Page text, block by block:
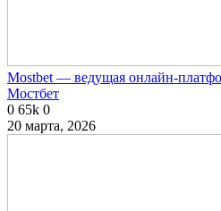
Mostbet — ведущая онлайн-
Мостбет
0 65k 0
20 марта, 2026